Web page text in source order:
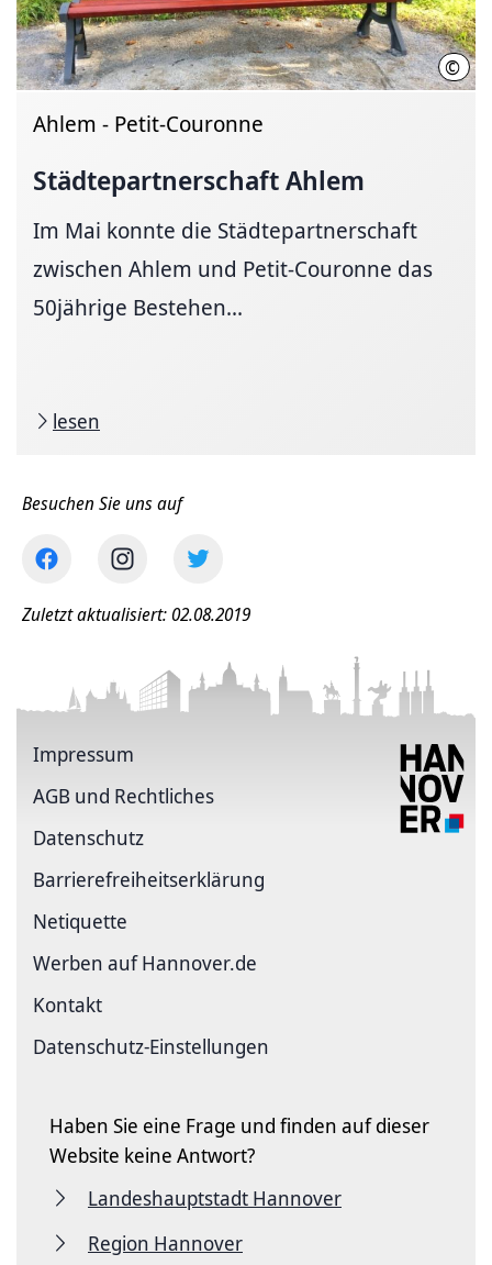
© LHH
Ahlem - Petit-Couronne
StädtepartnerschaftAhlem
Im Mai konnte die Städtepartnerschaft
zwischen Ahlem und Petit-Couronne das
50jährige Bestehen...
lesen
Besuchen Sie uns auf
Zuletzt aktualisiert: 02.08.2019
Impressum
AGB und Rechtliches
Datenschutz
Barriere­freiheits­erklärung
Netiquette
Werben auf Hannover.de
Kontakt
Datenschutz-Einstellungen
Haben Sie eine Frage und finden auf dieser
Website keine Antwort?
Landeshauptstadt Hannover
Region Hannover